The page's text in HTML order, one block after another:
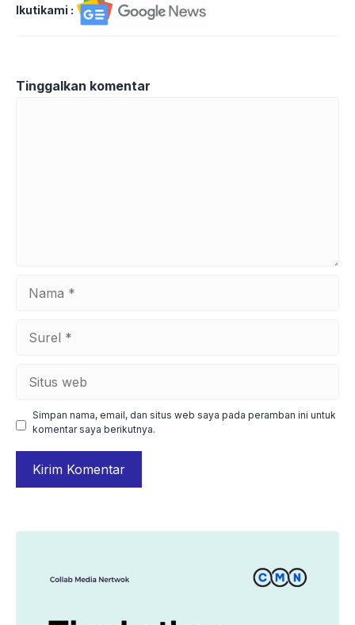
Ikutikami :
Tinggalkan komentar
Simpan nama, email, dan situs web saya pada peramban ini untuk
komentar saya berikutnya.